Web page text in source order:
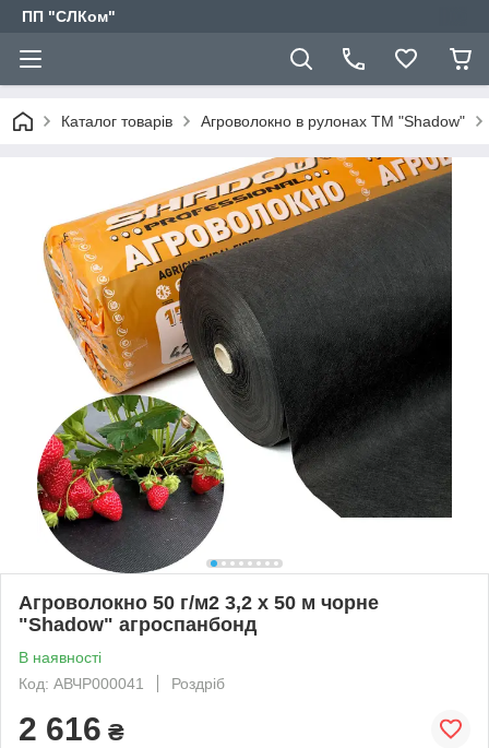
ПП "СЛКом"
Каталог товарів Агроволокно в рулонах ТМ "Shadow"
Агроволокно 50 г/м2 3,2 х 50 м чорне
"Shadow" агроспанбонд
В наявності
Код: АВЧР000041
Роздріб
2 616 ₴